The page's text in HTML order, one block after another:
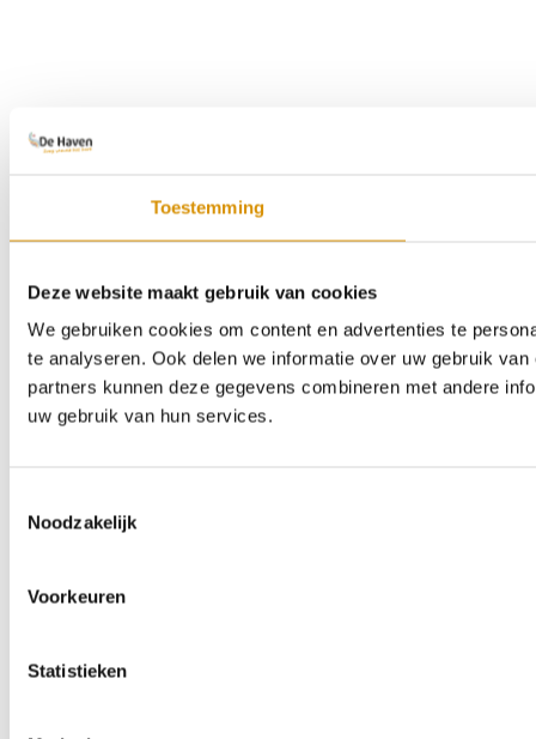
Toestemming
Deze website maakt gebruik van cookies
We gebruiken cookies om content en advertenties te
te analyseren. Ook delen we informatie over uw gebruik
partners kunnen deze gegevens combineren met andere
uw gebruik van hun services.
Noodzakelijk
Voorkeuren
Statistieken